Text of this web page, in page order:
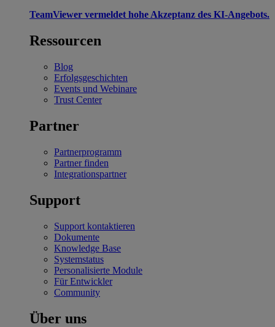
TeamViewer vermeldet hohe Akzeptanz des KI-Angebots.
Ressourcen
Blog
Erfolgsgeschichten
Events und Webinare
Trust Center
Partner
Partnerprogramm
Partner finden
Integrationspartner
Support
Support kontaktieren
Dokumente
Knowledge Base
Systemstatus
Personalisierte Module
Für Entwickler
Community
Über uns